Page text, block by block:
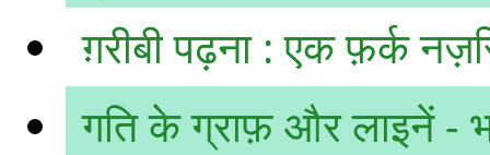
ग़रीबी पढ़ना : एक फ़र्क
गति के ग्राफ़ और लाइनें -